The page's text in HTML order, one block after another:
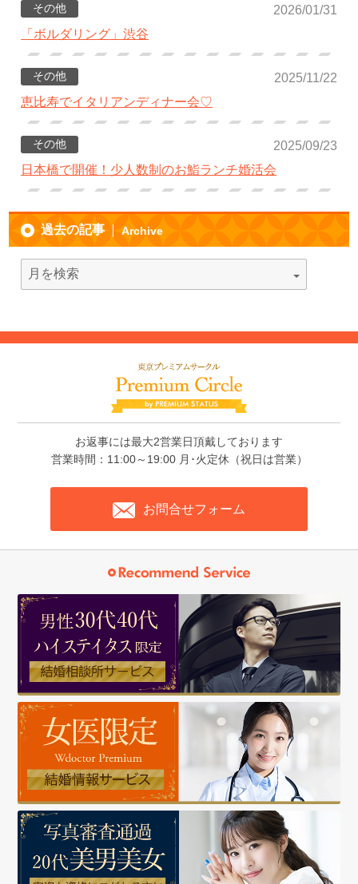
その他
2026/01/31
「ボルダリング」渋谷
その他
2025/11/22
恵比寿でイタリアンディナー会♡
その他
2025/09/23
日本橋で開催！少人数制のお鮨ランチ婚活会
過去の記事 Archive
お返事には最大2営業日頂戴しております
営業時間：11:00～19:00 月･火定休（祝日は営業）
お問合せフォーム